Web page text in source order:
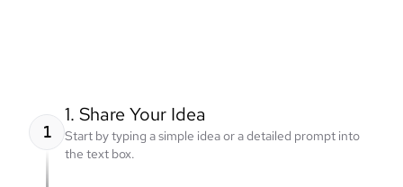
1
1. Share Your Idea
Start by typing a simple idea or a detailed prompt into
the text box.